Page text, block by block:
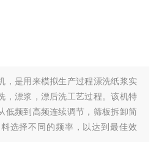
，是用来模拟生产过程漂洗纸浆实
，漂浆，漂后洗工艺过程。该机特
低频到高频连续调节，筛板拆卸简
选择不同的频率，以达到最佳效